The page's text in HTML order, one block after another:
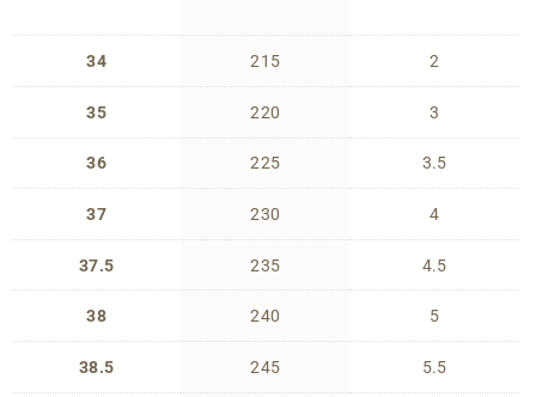
34
35
36
37
37.5
38
38.5
215
220
225
230
235
240
245
2
3
3.5
4
4.5
5
5.5